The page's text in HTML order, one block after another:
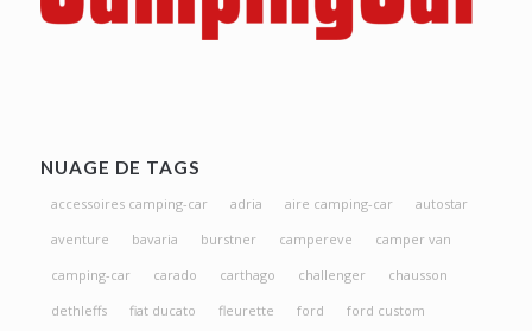
NUAGE DE TAGS
accessoires camping-car adria aire camping-car
autostar
aventure
bavaria burstner campereve
camper van
camping-car
carado carthago challenger
chausson
dethleffs
fiat ducato fleurette ford
ford custom